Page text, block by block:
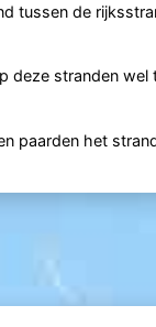
tussen de
deze stranden wel
paarden het